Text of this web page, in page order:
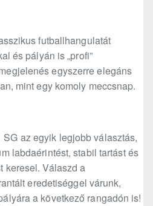
futballhangulatát
és pályán is „profi”
egyszerre elegáns
mint egy komoly meccsnap.
az egyik legjobb választás,
labdaérintést, stabil tartást és
keresel. Válaszd a
eredetiséggel várunk,
a következő rangadón is!